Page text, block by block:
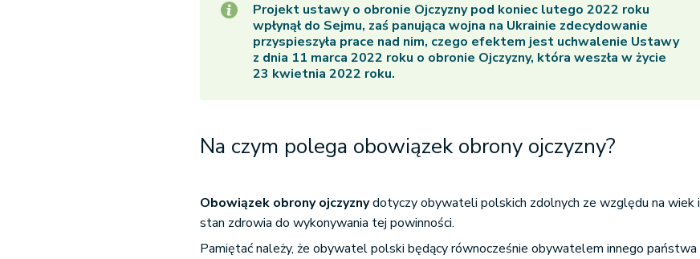
Projekt ustawy o obronie Ojczyzny pod koniec lutego 2022 roku
wpłynął do Sejmu, zaś panująca wojna na Ukrainie zdecydowanie
przyspieszyła prace nad nim, czego efektem jest uchwalenie Ustawy
z dnia 11 marca 2022 roku o obronie Ojczyzny, która weszła w życie
23 kwietnia 2022 roku.
Na czym polega obowiązek obrony ojczyzny?
Obowiązek obrony ojczyznydotyczy obywateli polskich zdolnych ze względu na wiek i
stan zdrowia do wykonywania tej powinności.
Pamiętać należy, że obywatel polski będący równocześnie obywatelem innego państwa